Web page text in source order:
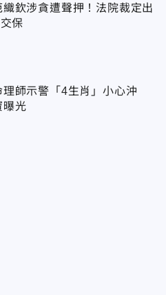
欽涉貪遭聲押！法院裁定出
保
理師示警「4生肖」小心沖
光